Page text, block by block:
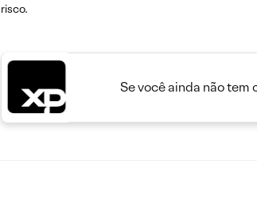
risco.
Se você ainda não tem